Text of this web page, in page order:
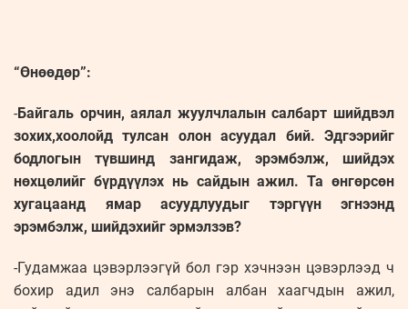
“Өнөөдөр”:
-Байгаль орчин, аялал жуулчлалын салбарт шийдвэл
зохих,хоолойд тулсан олон асуудал бий. Эдгээрийг
бодлогын түвшинд зангидаж, эрэмбэлж, шийдэх
нөхцөлийг бүрдүүлэх нь сайдын ажил. Та өнгөрсөн
хугацаанд ямар асуудлуудыг тэргүүн эгнээнд
эрэмбэлж, шийдэхийг эрмэлзэв?
-Гудамжаа цэвэрлээгүй бол гэр хэчнээн цэвэрлээд ч
бохир адил энэ салбарын албан хаагчдын ажил,